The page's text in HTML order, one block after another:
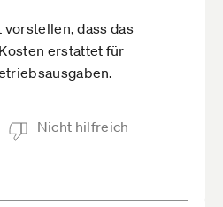
vorstellen, dass das
erstattet für
Nicht hilfreich